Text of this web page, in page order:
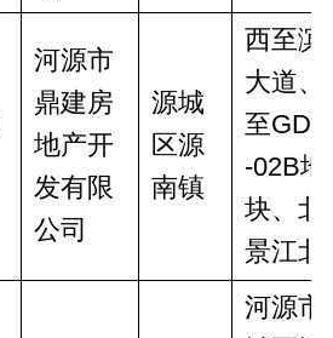
河源市
鼎建房
地产开
发有限
公司
源城
区源
南镇
西至滨
大道、
至GD-
-02B地
块、北
景江北
河源市